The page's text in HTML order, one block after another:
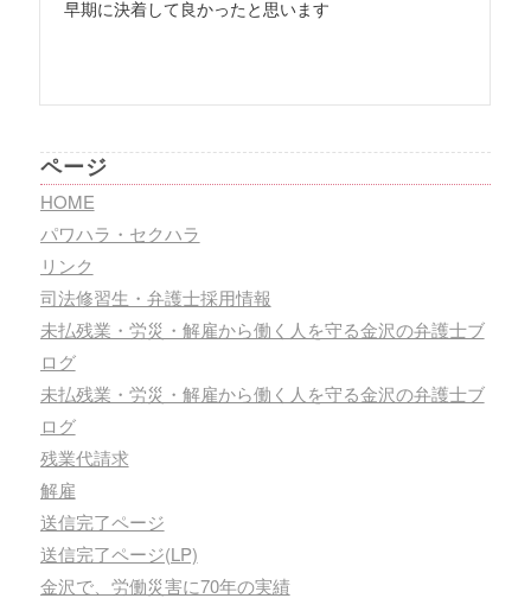
早期に決着して良かったと思います
ページ
HOME
パワハラ・セクハラ
リンク
司法修習生・弁護士採用情報
未払残業・労災・解雇から働く人を守る金沢の弁護士ブ
ログ
未払残業・労災・解雇から働く人を守る金沢の弁護士ブ
ログ
残業代請求
解雇
送信完了ページ
送信完了ページ(LP)
金沢で、労働災害に70年の実績